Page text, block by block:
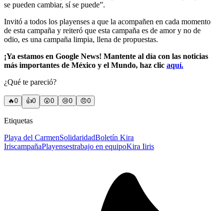
se pueden cambiar, sí se puede”.
Invitó a todos los playenses a que la acompañen en cada momento
de esta campaña y reiteró que esta campaña es de amor y no de
odio, es una campaña limpia, llena de propuestas.
¡Ya estamos en Google News! Mantente al día con las noticias
más importantes de México y el Mundo, haz clic aquí.
¿Qué te pareció?
🔥0 👍0 😲0 😢0 😠0
Etiquetas
Playa del CarmenSolidaridadBoletín Kira
IriscampañaPlayensestrabajo en equipoKira Iiris